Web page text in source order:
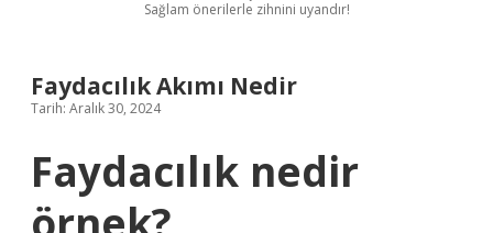
Sağlam önerilerle zihnini uyandır!
Faydacılık Akımı Nedir
Tarih: Aralık 30, 2024
Faydacılık nedir